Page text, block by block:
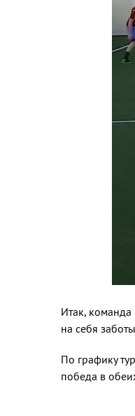
Итак, команда
на себя
По графику
победа в